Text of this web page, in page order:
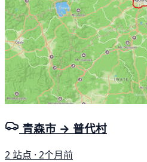
青森市 → 普代村
2 站点 · 2个月前